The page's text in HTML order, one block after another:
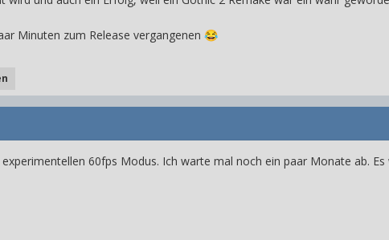
Minuten zum Release vergangenen 😂
60fps Modus. Ich warte mal noch ein paar Monate ab.